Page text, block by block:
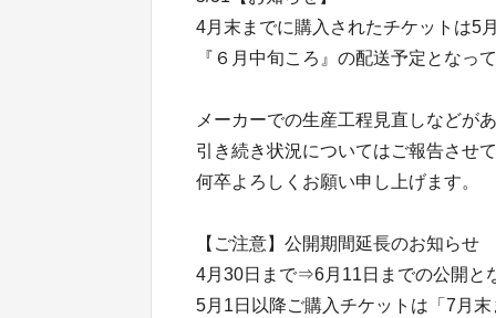
4月末までに購入されたチケットは5
『６月中旬ころ』の配送予定となっ
メーカーでの生産工程見直しなどが
引き続き状況についてはご報告させ
何卒よろしくお願い申し上げます。
【ご注意】公開期間延長のお知らせ
4月30日まで⇒6月11日までの公開と
5月1日以降ご購入チケットは「7月